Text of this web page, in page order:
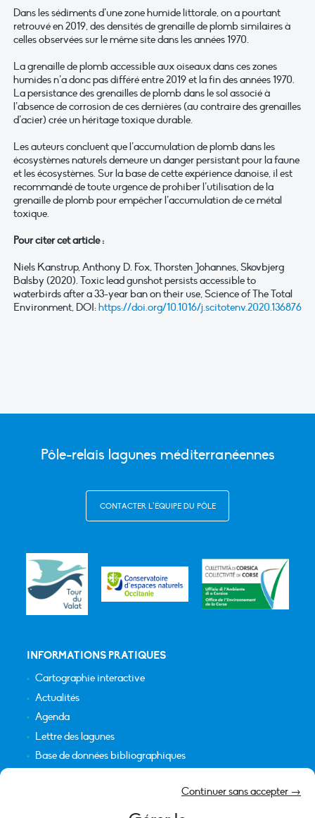
Continuer sans accepter →
Dans les sédiments d’une zone humide littorale, on a pourtant
retrouvé en 2019, des densités de grenaille de plomb similaires à
celles observées sur le même site dans les années 1970.
La grenaille de plomb accessible aux oiseaux dans ces zones
humides n’a donc pas différé entre 2019 et la fin des années 1970.
La persistance des grenailles de plomb dans le sol associé à
l’absence de corrosion de ces dernières (au contraire des grenailles
d’acier) crée un héritage toxique durable.
Les auteurs concluent que l’accumulation de plomb dans les
écosystèmes naturels demeure un danger persistant pour la faune
et les écosystèmes. Sur la base de cette expérience danoise, il est
recommandé de toute urgence de prohiber l’utilisation de la
grenaille de plomb pour empêcher l’accumulation de ce métal
toxique.
Pour citer cet article :
Niels Kanstrup, Anthony D. Fox, Thorsten Johannes, Skovbjerg
Balsby (2020). Toxic lead gunshot persists accessible to
waterbirds after a 33-year ban on their use, Science of The Total
Environment, DOI:https://doi.org/10.1016/j.scitotenv.2020.136876
Pôle-relais lagunes méditerranéennes
CONTACTER L’ÉQUIPE DU PÔLE
INFORMATIONS PRATIQUES
Cartographie interactive
Actualités
Agenda
Lettre des lagunes
Base de données bibliographiques